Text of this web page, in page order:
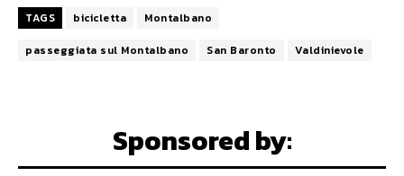
TAGS bicicletta
Montalbano
passeggiata sul Montalbano
San Baronto Valdinievole
Sponsored by: